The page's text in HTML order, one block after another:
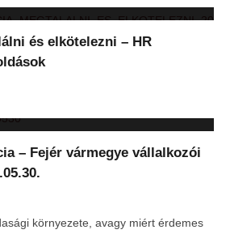
és elkötelezni – HR
– Fejér vármegye vállalkozói
környezete, avagy miért érdemes